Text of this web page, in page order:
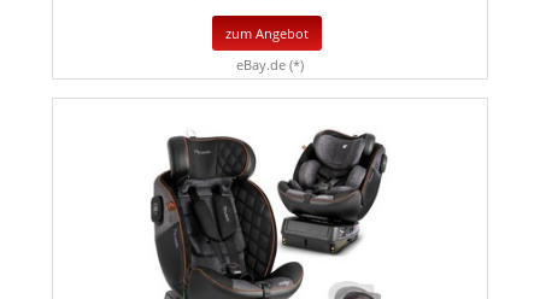
zum Angebot
eBay.de (*)